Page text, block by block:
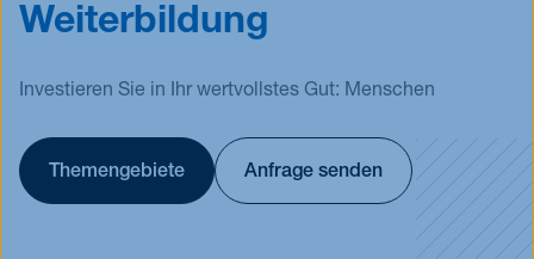
Für Unternehmen
Jetzt bewerben
Weiterbildung
Investieren Sie in Ihr wertvollstes Gut: Menschen
Themengebiete Anfrage senden